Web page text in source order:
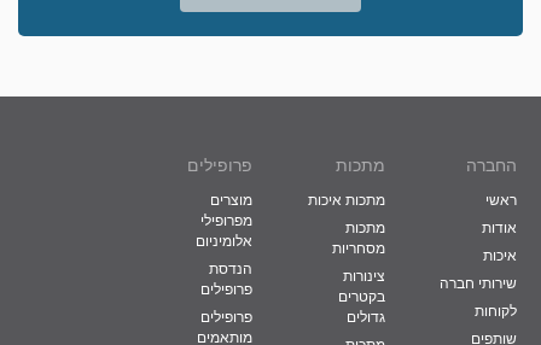
החברה
ראשי
אודות
איכות
שירותי חברה
לקוחות
שותפים
מתכות
מתכות איכות
מתכות
מסחריות
צינורות
בקטרים
גדולים
פרופילים
מוצרים
מפרופילי
אלומיניום
הנדסת
פרופילים
פרופילים
מותאמים